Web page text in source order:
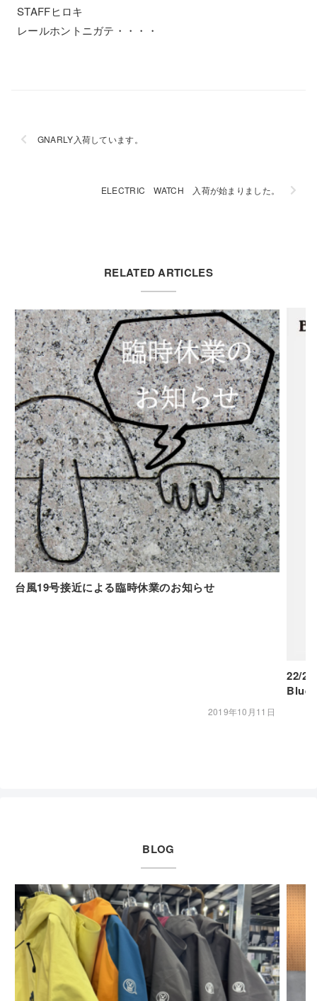
STAFFヒロキ
レールホントニガテ・・・・
GNARLY入荷しています。
ELECTRIC WATCH 入荷が始まりました。
RELATED ARTICLES
台風19号接近による臨時休業のお知らせ
2019年10月11日
22/
Blue
BLOG